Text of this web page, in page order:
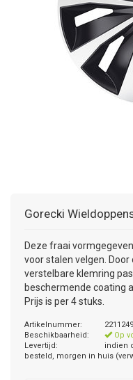
TOYOTA
VOLKSWAGEN (TOT
VOLKSWAGEN
15 INCH
INFORMATIE OVER
ACCULADER
JUMPSTARTER
PECH ONDERWEG
AUTOSTOELTJE
DAKKOFFER
INFORMATIE OVER
SNEEUWKETTINGEN
SNEEUWKETTINGEN
INFORMATIE OVER
REGELGEVING M.B.T.
ADVIES BIJ DEFECTE
CARAVANHOES
INFORMATIE OVER
AANHANGWAGEN
Gorecki
Deze fraai
voor stalen velgen.
verstelbare klemring
beschermende coating
Prijs is per 4 stuks.
Artikelnummer:
2211249
Beschikbaarheid:
Op
Levertijd:
indien
besteld, morgen in huis